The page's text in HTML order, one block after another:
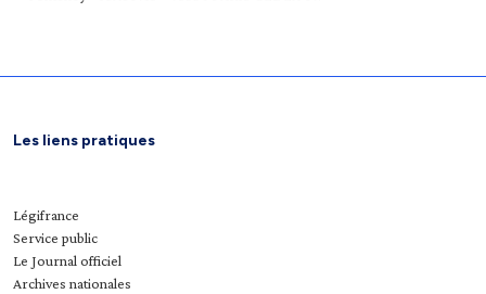
Les liens pratiques
Légifrance
Service public
Le Journal officiel
Archives nationales